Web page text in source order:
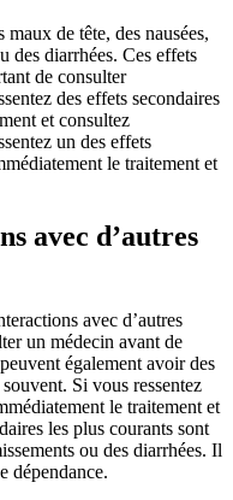
de tête, des nausées,
des diarrhées. Ces effets
de consulter
des effets secondaires
et consultez
un des effets
le traitement et
avec d’autres
avec d’autres
un médecin avant de
également avoir des
Si vous ressentez
le traitement et
les plus courants sont
ou des diarrhées. Il
dépendance.